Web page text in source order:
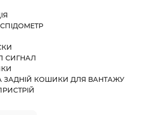
СИГНАЛ
ЗАДНІЙ КОШИКИ ДЛЯ ВАНТАЖУ